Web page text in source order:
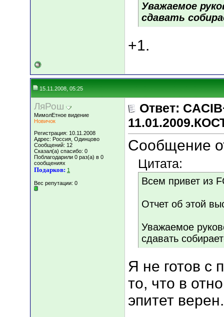
Уважаемое
сдавать
+1.
15.11.2008, 05:25
ЛяРош
МимолЕтное видение
Новичок
Регистрация: 10.11.2008
Адрес: Россия, Одинцово
Сообщений: 12
Сказал(а) спасибо: 0
Поблагодарили 0 раз(а) в 0
сообщениях
Подарков: 1
Вес репутации: 0
Ответ:
Сообщение
Цитата:
Всем привет из
Отчет об этой
Уважаемое
сдавать
Я не готов с
то, что в
эпитет верен.